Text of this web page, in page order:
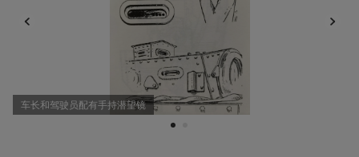
车长和驾驶员配有手持潜望镜
1